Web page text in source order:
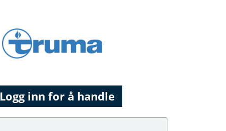
Logg inn for å handle